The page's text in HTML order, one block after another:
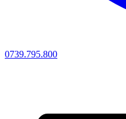
0739.795.800